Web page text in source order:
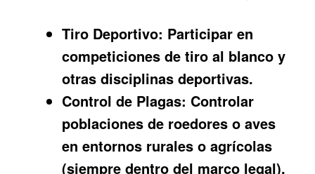
Tiro Deportivo: Participar en
competiciones de tiro al blanco y
otras disciplinas deportivas.
Control de Plagas: Controlar
poblaciones de roedores o aves
en entornos rurales o agrícolas
(siempre dentro del marco legal).